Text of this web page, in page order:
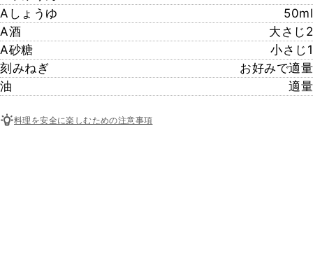
Aしょうゆ
50ml
A酒
大さじ2
A砂糖
小さじ1
刻みねぎ
お好みで適量
油
適量
料理を安全に楽しむための注意事項